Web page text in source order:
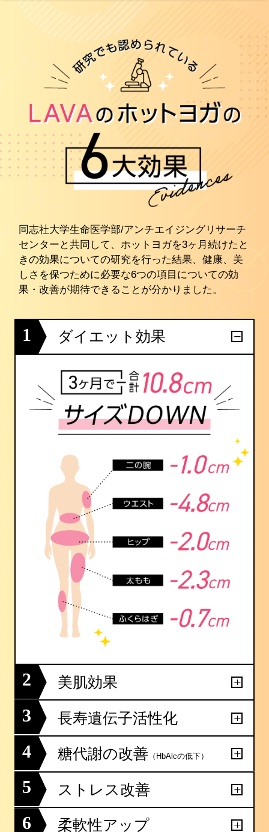
同志社大学生命医学部/アンチエイジングリサーチ
センターと共同して、ホットヨガを3ヶ月続けたと
きの効果についての研究を行った結果、健康、美
しさを保つために必要な6つの項目についての効
果・改善が期待できることが分かりました。
1 ダイエット効果
2 美肌効果
3 長寿遺伝子活性化
4 糖代謝の改善 （HbAlcの低下）
5 ストレス改善
6 柔軟性アップ